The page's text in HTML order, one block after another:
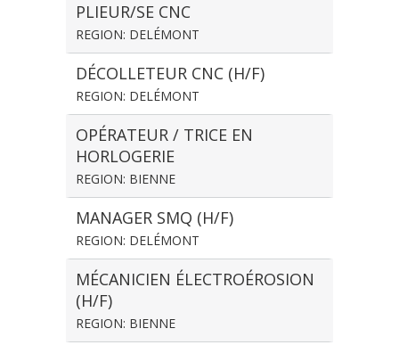
PLIEUR/SE CNC
REGION: DELÉMONT
DÉCOLLETEUR CNC (H/F)
REGION: DELÉMONT
OPÉRATEUR / TRICE EN
HORLOGERIE
REGION: BIENNE
MANAGER SMQ (H/F)
REGION: DELÉMONT
MÉCANICIEN ÉLECTROÉROSION
(H/F)
REGION: BIENNE